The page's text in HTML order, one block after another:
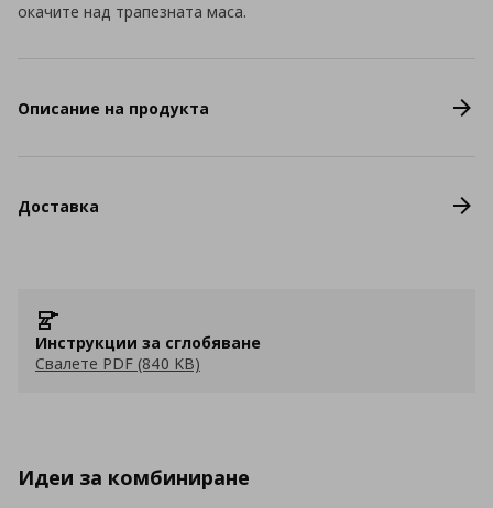
окачите над трапезната маса.
Описание на продукта
Доставка
Инструкции за сглобяване
Свалете PDF (840 KB)
Идеи за комбиниране